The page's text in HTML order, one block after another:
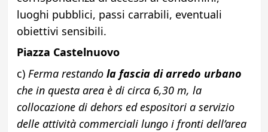
luoghi pubblici, passi carrabili, eventuali
obiettivi sensibili.
Piazza Castelnuovo
c) Ferma restando la fascia di arredo urbano
che in questa area è di circa 6,30 m, la
collocazione di dehors ed espositori a servizio
delle attività commerciali lungo i fronti dell’area